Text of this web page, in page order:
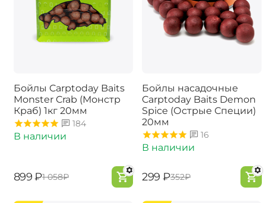
Бойлы Carptoday Baits
Monster Crab (Монстр
Краб) 1кг 20мм
184
В наличии
‍899‍ ₽‍1 058‍₽
Бойлы насадочные
Carptoday Baits Demon
Spice (Острые Специи)
20мм
16
В наличии
‍299‍ ₽‍352‍₽